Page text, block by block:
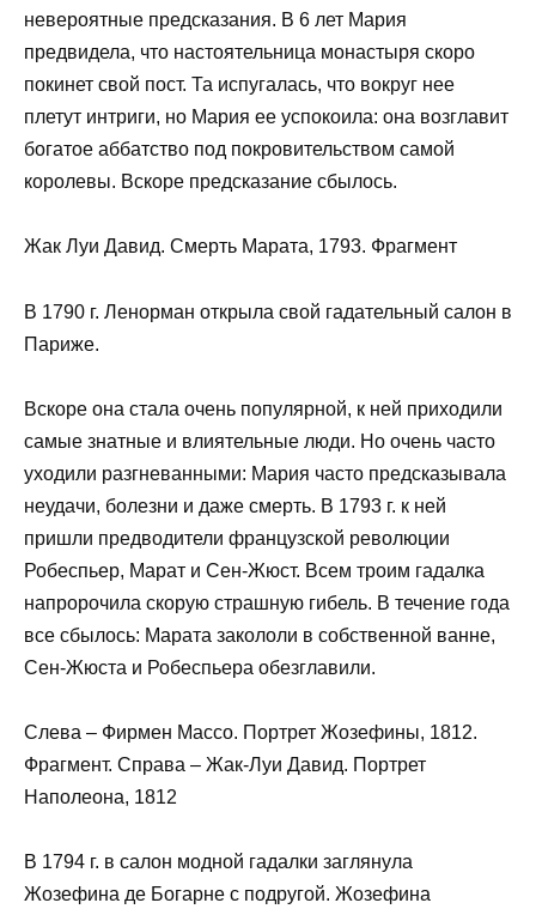
невероятные предсказания. В 6 лет Мария
предвидела, что настоятельница монастыря скоро
покинет свой пост. Та испугалась, что вокруг нее
плетут интриги, но Мария ее успокоила: она возглавит
богатое аббатство под покровительством самой
королевы. Вскоре предсказание сбылось.
Жак Луи Давид. Смерть Марата, 1793. Фрагмент
В 1790 г. Ленорман открыла свой гадательный салон в
Париже.
Вскоре она стала очень популярной, к ней приходили
самые знатные и влиятельные люди. Но очень часто
уходили разгневанными: Мария часто предсказывала
неудачи, болезни и даже смерть. В 1793 г. к ней
пришли предводители французской революции
Робеспьер, Марат и Сен-Жюст. Всем троим гадалка
напророчила скорую страшную гибель. В течение года
все сбылось: Марата закололи в собственной ванне,
Сен-Жюста и Робеспьера обезглавили.
Слева – Фирмен Массо. Портрет Жозефины, 1812.
Фрагмент. Справа – Жак-Луи Давид. Портрет
Наполеона, 1812
В 1794 г. в салон модной гадалки заглянула
Жозефина де Богарне с подругой. Жозефина